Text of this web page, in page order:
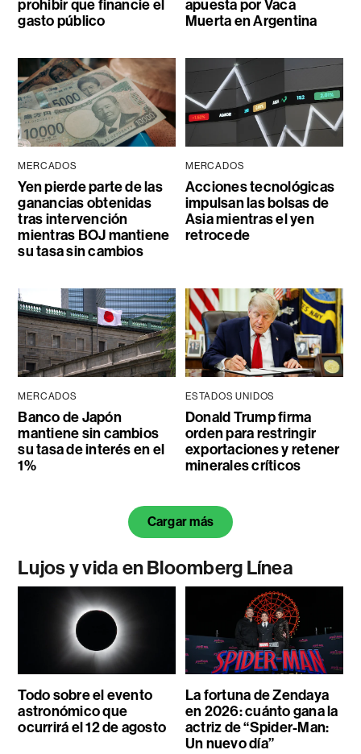
prohibir que financie el
gasto público
apuesta por Vaca
Muerta en Argentina
MERCADOS
Yen pierde parte de las
ganancias obtenidas
tras intervención
mientras BOJ mantiene
su tasa sin cambios
MERCADOS
Acciones tecnológicas
impulsan las bolsas de
Asia mientras el yen
retrocede
MERCADOS
Banco de Japón
mantiene sin cambios
su tasa de interés en el
1%
ESTADOS UNIDOS
Donald Trump firma
orden para restringir
exportaciones y retener
minerales críticos
Cargar más
Lujos y vida en Bloomberg Línea
Todo sobre el evento
astronómico que
ocurrirá el 12 de agosto
La fortuna de Zendaya
en 2026: cuánto gana la
actriz de “Spider-Man:
Un nuevo día”